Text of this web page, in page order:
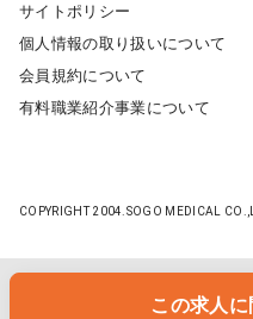
この求人
クリニック開業までの流れ
開業支援事例
医院開業セミナー
スポット求人検索
転職ノウハウ
採用をお考えの医療機関の
サイトポリシー
個人情報の取り扱いについて
会員規約について
有料職業紹介事業について
COPYRIGHT 2004.SOGO MEDICAL